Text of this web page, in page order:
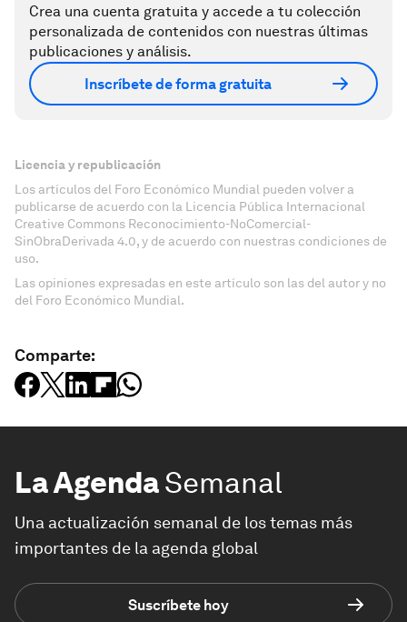
Crea una cuenta gratuita y accede a tu colección
personalizada de contenidos con nuestras últimas
publicaciones y análisis.
Inscríbete de forma gratuita
Licencia y republicación
Los artículos del Foro Económico Mundial pueden volver a
publicarse de acuerdo con la Licencia Pública Internacional
Creative Commons Reconocimiento-NoComercial-
SinObraDerivada 4.0, y de acuerdo con nuestras condiciones de
uso.
Las opiniones expresadas en este artículo son las del autor y no
del Foro Económico Mundial.
Comparte:
La AgendaSemanal
Una actualización semanal de los temas más
importantes de la agenda global
Suscríbete hoy